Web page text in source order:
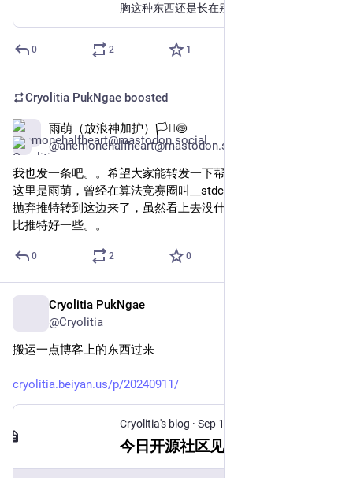
胸这种东西还是长在别人身上好
0 2 1
Cryolitia PukNgae boosted
雨萌（放浪神加护）🏳️‍⚧️🍥
@anemonehalfheart@mastodon.social
我也发一条吧。。希望大家能转发一下帮忙找回朋友qwq
这里是雨萌，曾经在算法竞赛圈叫__stdcall
抛弃推特转到这边来了，虽然看上去没什么人用，但是总感觉
比推特好一些。。
0 2 0
Cryolitia PukNgae
@Cryolitia
搬运一点博客上的东西过来
cryolitia.beiyan.us/p/20240911/
Cryolitia's blog · Sep 11, 2024
今日开源社区见闻